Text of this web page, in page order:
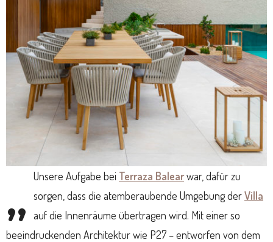
„ Unsere Aufgabe bei Terraza Balearwar, dafür zu
sorgen, dass die atemberaubende Umgebung derVilla
auf die Innenräume übertragen wird. Mit einer so
beeindruckenden Architektur wie P27 – entworfen von dem